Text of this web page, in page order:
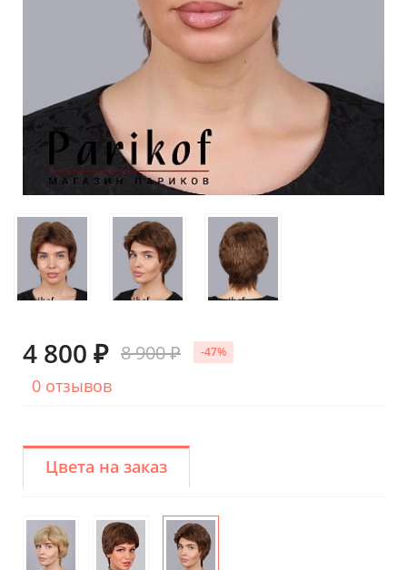
4 800 ₽ 8 900 ₽ -47%
0 отзывов
Цвета на заказ